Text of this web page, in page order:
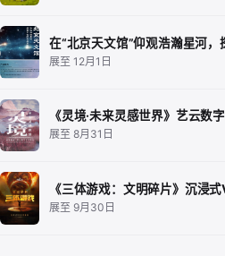
在“北京天文馆”仰观浩瀚星河
展至 12月1日
《灵境·未来灵感世界》艺云数
展至 8月31日
《三体游戏：文明碎片》沉浸
展至 9月30日